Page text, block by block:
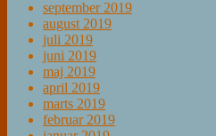
september 2019
august 2019
juli 2019
juni 2019
maj 2019
april 2019
marts 2019
februar 2019